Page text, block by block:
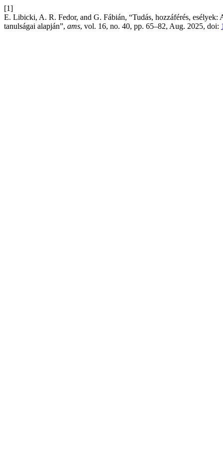
[1]
E. Libicki, A. R. Fedor, and G. Fábián, “Tudás, hozzáférés, esélyek:
tanulságai alapján”, ams, vol. 16, no. 40, pp. 65–82, Aug. 2025, doi: